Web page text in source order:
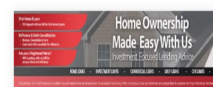
Skip
to
content